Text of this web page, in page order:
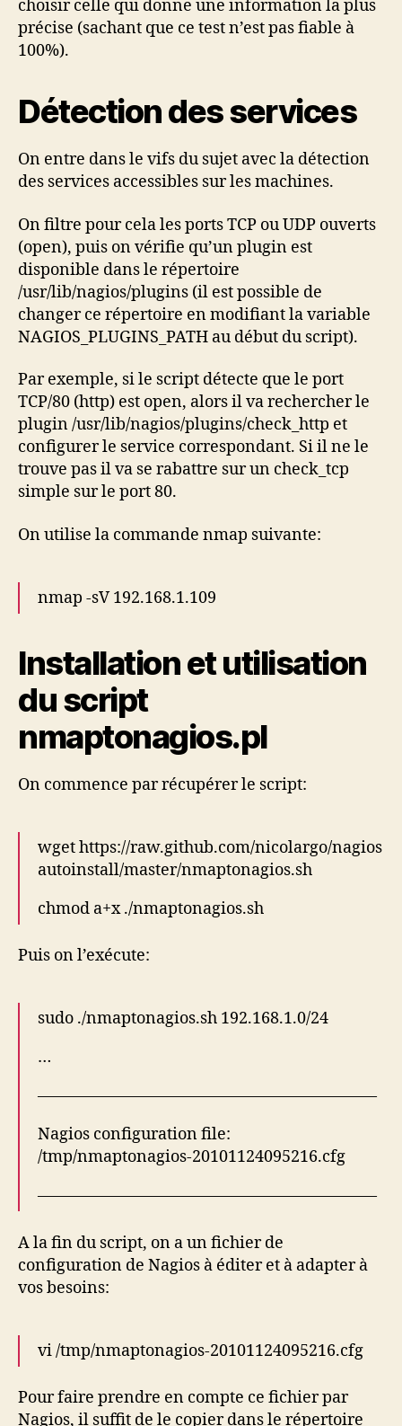
choisir celle qui donne une information la plus
précise (sachant que ce test n’est pas fiable à
100%).
Détection des services
On entre dans le vifs du sujet avec la détection
des services accessibles sur les machines.
On filtre pour cela les ports TCP ou UDP ouverts
(open), puis on vérifie qu’un plugin est
disponible dans le répertoire
/usr/lib/nagios/plugins (il est possible de
changer ce répertoire en modifiant la variable
NAGIOS_PLUGINS_PATH au début du script).
Par exemple, si le script détecte que le port
TCP/80 (http) est open, alors il va rechercher le
plugin /usr/lib/nagios/plugins/check_http et
configurer le service correspondant. Si il ne le
trouve pas il va se rabattre sur un check_tcp
simple sur le port 80.
On utilise la commande nmap suivante:
nmap -sV 192.168.1.109
Installation et utilisation
du script
nmaptonagios.pl
On commence par récupérer le script:
wget https://raw.github.com/nicolargo/nagios
autoinstall/master/nmaptonagios.sh
chmod a+x ./nmaptonagios.sh
Puis on l’exécute:
sudo ./nmaptonagios.sh 192.168.1.0/24
…
—————————————————————
Nagios configuration file:
/tmp/nmaptonagios-20101124095216.cfg
—————————————————————
A la fin du script, on a un fichier de
configuration de Nagios à éditer et à adapter à
vos besoins:
vi /tmp/nmaptonagios-20101124095216.cfg
Pour faire prendre en compte ce fichier par
Nagios, il suffit de le copier dans le répertoire